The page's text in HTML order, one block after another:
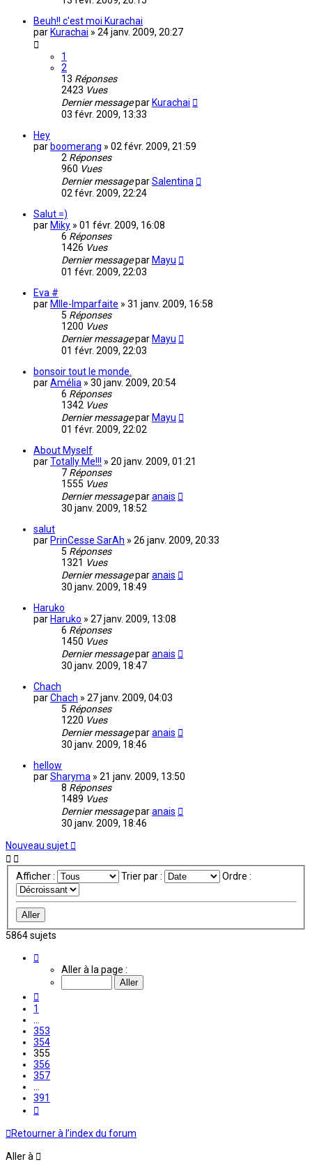
Beuh!! c'est moi Kurachai
par Kurachai » 24 janv. 2009, 20:27
1
2
13 Réponses
2423 Vues
Dernier messagepar Kurachai
03 févr. 2009, 13:33
Hey
par boomerang » 02 févr. 2009, 21:59
2 Réponses
960 Vues
Dernier messageparSalentina
02 févr. 2009, 22:24
Salut =)
par Miky » 01 févr. 2009, 16:08
6 Réponses
1426 Vues
Dernier messagepar Mayu
01 févr. 2009, 22:03
Eva #
par Mlle-Imparfaite » 31 janv. 2009, 16:58
5 Réponses
1200 Vues
Dernier messagepar Mayu
01 févr. 2009, 22:03
bonsoir tout le monde.
parAmélia » 30 janv. 2009, 20:54
6 Réponses
1342 Vues
Dernier messagepar Mayu
01 févr. 2009, 22:02
About Myself
parTotally Me!!! » 20 janv. 2009, 01:21
7 Réponses
1555 Vues
Dernier messageparanais
30 janv. 2009, 18:52
salut
par PrinCesse SarAh » 26 janv. 2009, 20:33
5 Réponses
1321 Vues
Dernier messageparanais
30 janv. 2009, 18:49
Haruko
par Haruko » 27 janv. 2009, 13:08
6 Réponses
1450 Vues
Dernier messageparanais
30 janv. 2009, 18:47
Chach
parChach » 27 janv. 2009, 04:03
5 Réponses
1220 Vues
Dernier messageparanais
30 janv. 2009, 18:46
hellow
parSharyma » 21 janv. 2009, 13:50
8 Réponses
1489 Vues
Dernier messageparanais
30 janv. 2009, 18:46
Nouveau sujet
Afficher : Trier par : Ordre :
5864 sujets
355
Aller à la page :
1
353
354
355
356
357
391
Retourner à l’index du forum
Aller à